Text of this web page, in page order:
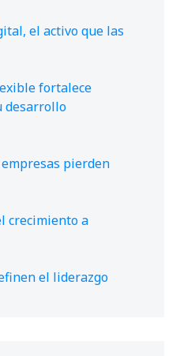
el activo que las
fortalece
desarrollo
pierden
crecimiento a
el liderazgo